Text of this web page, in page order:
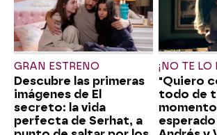
GRAN ESTRENO
Descubre las primeras
imágenes de El
secreto: la vida
perfecta de Serhat, a
¡NO TE LO
"Quiero
todo de